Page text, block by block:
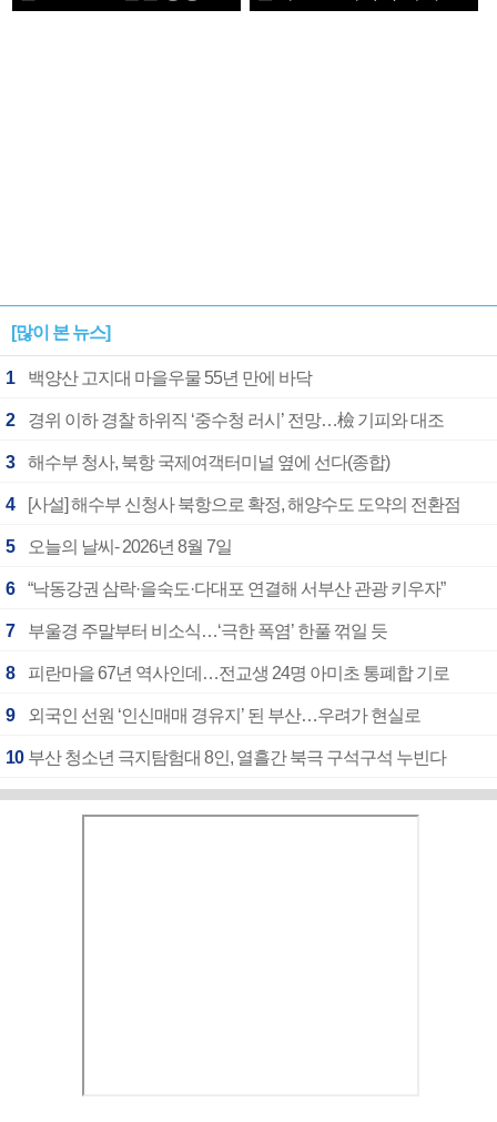
1182개팀 전수조사
확정
[많이 본 뉴스]
1 백양산 고지대 마을우물 55년 만에 바닥
2 경위 이하 경찰 하위직 ‘중수청 러시’ 전망…檢 기피와 대조
3 해수부 청사, 북항 국제여객터미널 옆에 선다(종합)
4 [사설] 해수부 신청사 북항으로 확정, 해양수도 도약의 전환점
5 오늘의 날씨- 2026년 8월 7일
6 “낙동강권 삼락·을숙도·다대포 연결해 서부산 관광 키우자”
7 부울경 주말부터 비소식…‘극한 폭염’ 한풀 꺾일 듯
8 피란마을 67년 역사인데…전교생 24명 아미초 통폐합 기로
9 외국인 선원 ‘인신매매 경유지’ 된 부산…우려가 현실로
10 부산 청소년 극지탐험대 8인, 열흘간 북극 구석구석 누빈다